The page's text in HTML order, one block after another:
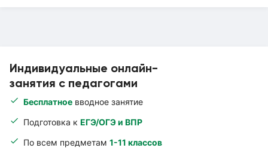
Индивидуальные онлайн-
занятия с педагогами
Бесплатное вводное занятие
Подготовка к ЕГЭ/ОГЭ и ВПР
По всем предметам 1-11 классов